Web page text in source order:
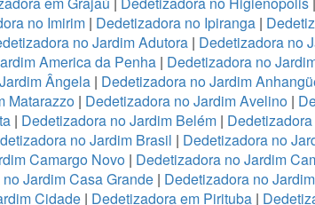
no Imirim | Dedetizadora no Ipiranga |
no Jardim Adutora | Dedetizadora no
America da Penha | Dedetizadora no
Ângela | Dedetizadora no Jardim
Matarazzo| Dedetizadora no Jardim Avelino|
| Dedetizadora no Jardim Belém|
no Jardim Brasil | Dedetizadora no
Camargo Novo | Dedetizadora no Jardim
Jardim Casa Grande| Dedetizadora no
Cidade| Dedetizadora em Pirituba|